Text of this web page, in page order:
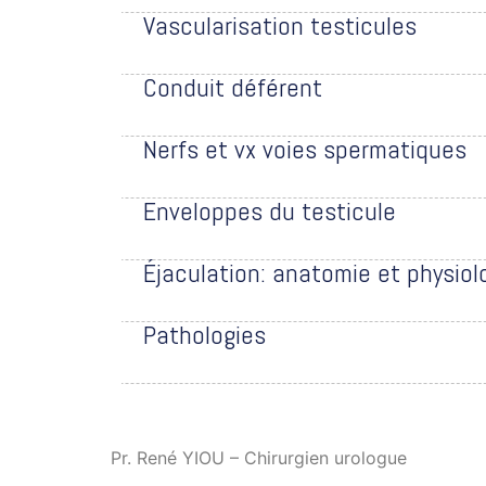
Vascularisation testicules
Conduit déférent
Nerfs et vx voies spermatiques
Enveloppes du testicule
Éjaculation: anatomie et
Pathologies
Pr. René YIOU – Chirurgien urologue